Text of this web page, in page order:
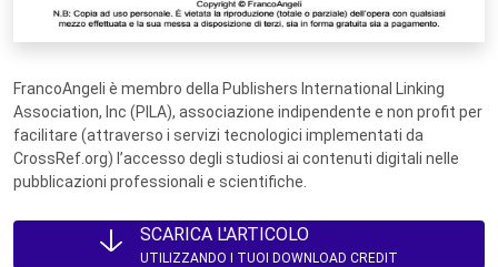
FrancoAngeli è membro della Publishers International Linking
Association, Inc (PILA), associazione indipendente e non profit per
facilitare (attraverso i servizi tecnologici implementati da
CrossRef.org) l’accesso degli studiosi ai contenuti digitali nelle
pubblicazioni professionali e scientifiche.
SCARICA L'ARTICOLO
UTILIZZANDO I TUOI DOWNLOAD CREDIT